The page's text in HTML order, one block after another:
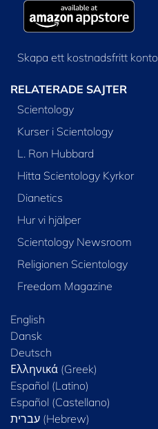
Skapa ett kostnadsfritt konto
RELATERADE SAJTER
Scientology
Kurser i Scientology
L. Ron Hubbard
Hitta Scientology Kyrkor
Dianetics
Hur vi hjälper
Scientology Newsroom
Religionen Scientology
Freedom Magazine
English
Dansk
Deutsch
Ελληνικά (Greek)
Español (Latino)
Español (Castellano)